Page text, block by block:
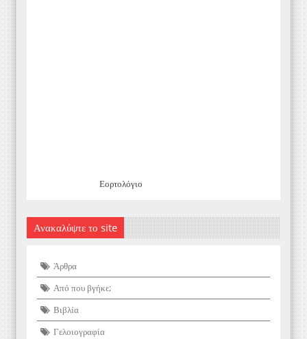
Εορτολόγιο
Ανακαλύψτε το site
Άρθρα
Από που βγήκε;
Βιβλία
Γελοιογραφία